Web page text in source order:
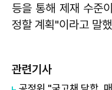
등을 통해 제재 수준
정할 계획"이라고 말
관련기사